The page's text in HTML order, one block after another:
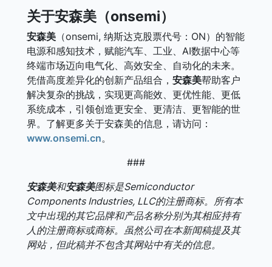
关于安森美（onsemi）
安森美 （onsemi, 纳斯达克股票代号：ON）的智能
电源和感知技术，赋能汽车、工业、AI数据中心等
终端市场迈向电气化、高效安全、自动化的未来。
凭借高度差异化的创新产品组合， 安森美帮助客户
解决复杂的挑战，实现更高能效、更优性能、更低
系统成本，引领创造更安全、更清洁、更智能的世
界。了解更多关于安森美的信息，请访问：
www.onsemi.cn。
###
安森美和安森美图标是Semiconductor
Components Industries, LLC的注册商标。所有本
文中出现的其它品牌和产品名称分别为其相应持有
人的注册商标或商标。虽然公司在本新闻稿提及其
网站，但此稿并不包含其网站中有关的信息。